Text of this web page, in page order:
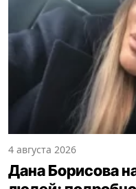
4 августа 2026
Дана Борисова